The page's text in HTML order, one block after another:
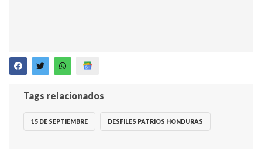
Tags relacionados
15 DE SEPTIEMBRE DESFILES PATRIOS HONDURAS